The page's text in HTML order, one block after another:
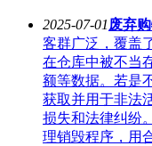
2025-07-01 废弃
客群广泛，覆盖
在仓库中被不当
额等数据。若是
获取并用于非法
损失和法律纠纷
理销毁程序，用